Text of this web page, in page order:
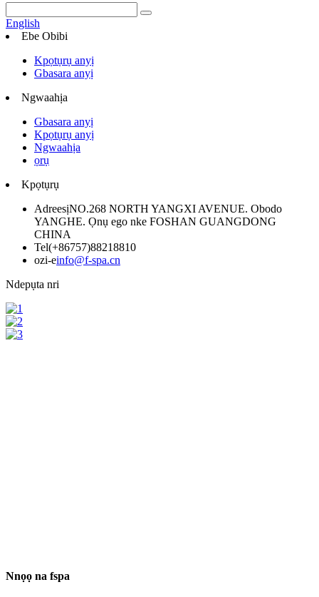
English
Ebe Obibi
Kpọtụrụ anyị
Gbasara anyị
Ngwaahịa
Gbasara anyị
Kpọtụrụ anyị
Ngwaahịa
ọrụ
Kpọtụrụ
AdreesịNO.268 NORTH YANGXI AVENUE. Obodo
YANGHE. Ọnụ ego nke FOSHAN GUANGDONG
CHINA
Tel(+86757)88218810
ozi-einfo@f-spa.cn
Ndepụta nri
Nnọọ na fspa